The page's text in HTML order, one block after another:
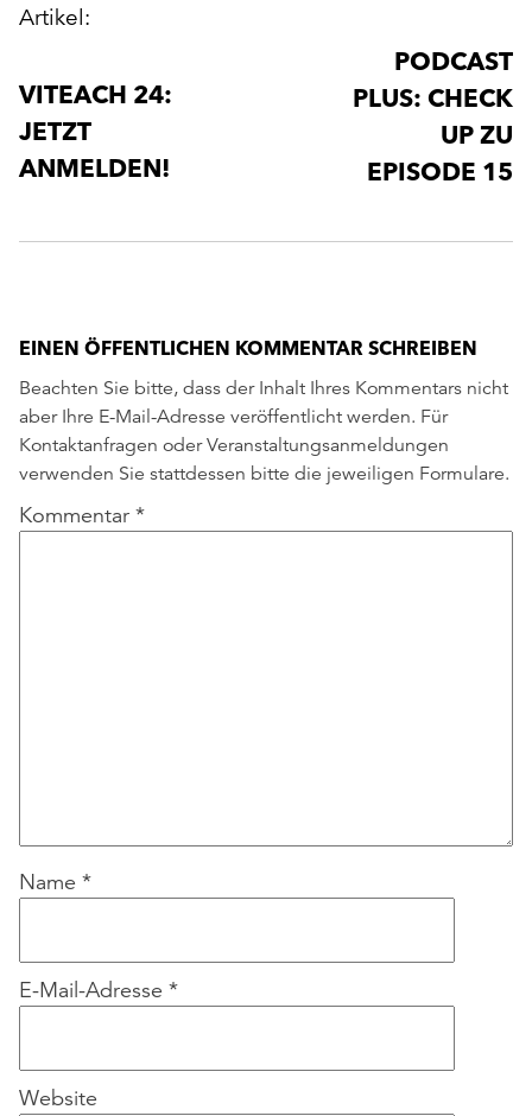
NAVIGATION
Artikel:
VITEACH 24:
JETZT
ANMELDEN!
PODCAST
PLUS: CHECK
UP ZU
EPISODE 15
EINEN ÖFFENTLICHEN KOMMENTAR SCHREIBEN
Beachten Sie bitte, dass der Inhalt Ihres Kommentars nicht
aber Ihre E-Mail-Adresse veröffentlicht werden. Für
Kontaktanfragen oder Veranstaltungsanmeldungen
verwenden Sie stattdessen bitte die jeweiligen Formulare.
Kommentar *
Name *
E-Mail-Adresse *
Website